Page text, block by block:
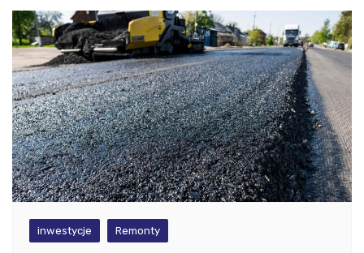
inwestycje Remonty